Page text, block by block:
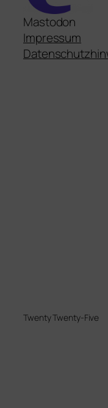
Mastodon
Impressum
Twenty Twenty-Five